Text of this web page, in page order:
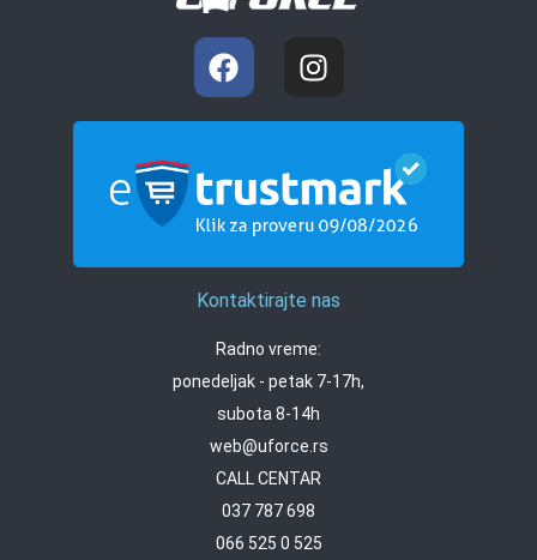
Kontaktirajte nas
Radno vreme:
ponedeljak - petak 7-17h,
subota 8-14h
web@uforce.rs
CALL CENTAR
037 787 698
066 525 0 525